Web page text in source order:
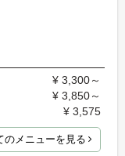
¥ 3,300～
¥ 3,850～
¥ 3,575
のメニューを見る